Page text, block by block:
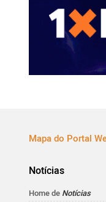
Mapa do Portal
Notícias
Home de Notícias